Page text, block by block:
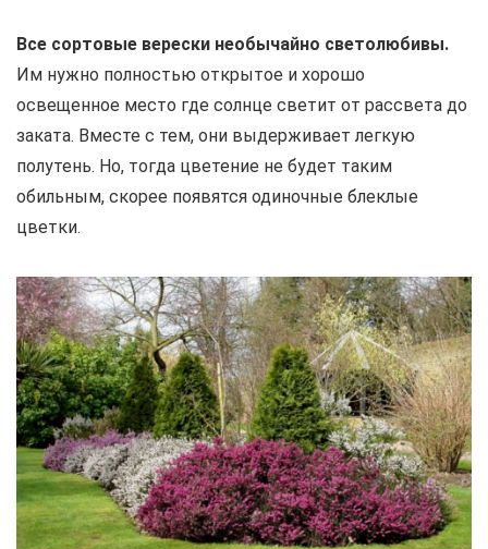
Все сортовые верески необычайно светолюбивы.
Им нужно полностью открытое и хорошо
освещенное место где солнце светит от рассвета до
заката. Вместе с тем, они выдерживает легкую
полутень. Но, тогда цветение не будет таким
обильным, скорее появятся одиночные блеклые
цветки.